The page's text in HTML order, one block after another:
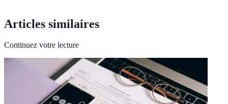
Articles similaires
Continuez votre lecture